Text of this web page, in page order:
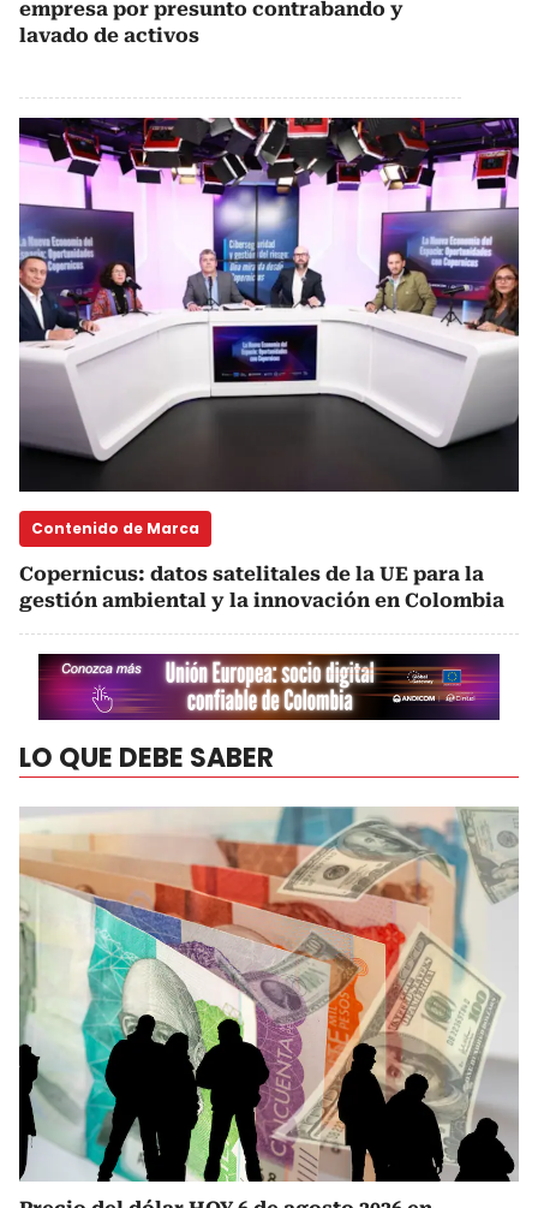
empresa por presunto contrabando y
lavado de activos
Contenido de Marca
Copernicus: datos satelitales de la UE para la
gestión ambiental y la innovación en Colombia
LO QUE DEBE SABER